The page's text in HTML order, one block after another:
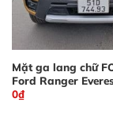
Mặt ga lang chữ
Ford Ranger
0₫